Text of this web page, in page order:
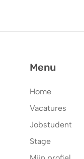
Menu
Home
Vacatures
Jobstudent
Stage